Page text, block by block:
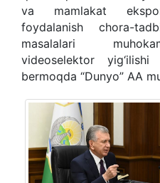
va mamlakat
foydalanish chora-
masalalari
videoselektor
bermoqda “Dunyo” AA